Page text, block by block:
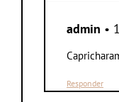
admin •
Responder